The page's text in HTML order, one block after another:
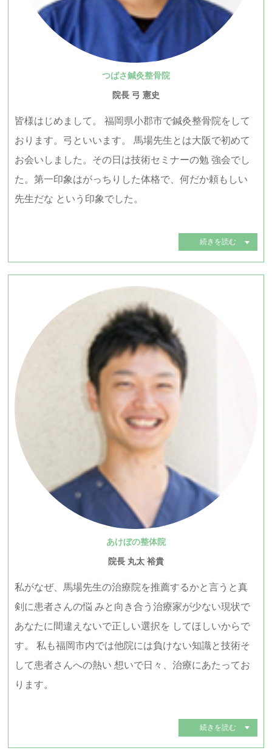
つばさ鍼灸整骨院
院長 弓 憲史
皆様はじめまして。 福岡県小郡市で鍼灸整骨院をして
おります。弓といいます。 馬場先生とは大阪で初めて
お会いしました。その日は技術セミナーの勉 強会でし
た。第一印象はがっちりした体格で、何だか頼もしい
先生だな という印象でした。
あけぼの整体院
院長 丸太 裕貴
私がなぜ、馬場先生の治療院を推薦するかと言うと真
剣に患者さんの悩 みと向き合う治療家が少ない現状で
あなたに間違えないで正しい選択を してほしいからで
す。 私も福岡市内では他院には負けない知識と技術そ
して患者さんへの熱い 想いで日々、治療にあたってお
ります。